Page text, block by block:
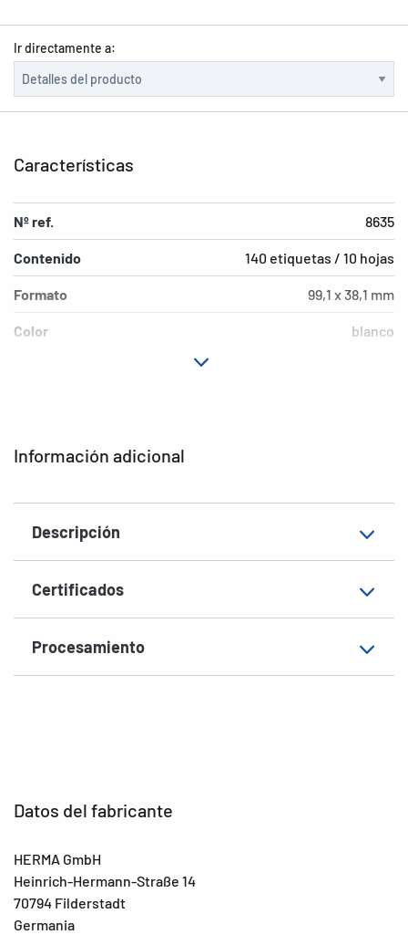
Ir directamente a:
Información adicional
Descripción
Certificados
Procesamiento
Características
Nº ref. 8635
Contenido 140 etiquetas / 10 hojas
Formato 99,1 x 38,1 mm
Color blanco
Forma de las esquinas
Material Papel, mate
EAN 4008705086356
Datos del fabricante
HERMA GmbH
Heinrich-Hermann-Straße 14
70794 Filderstadt
Germania